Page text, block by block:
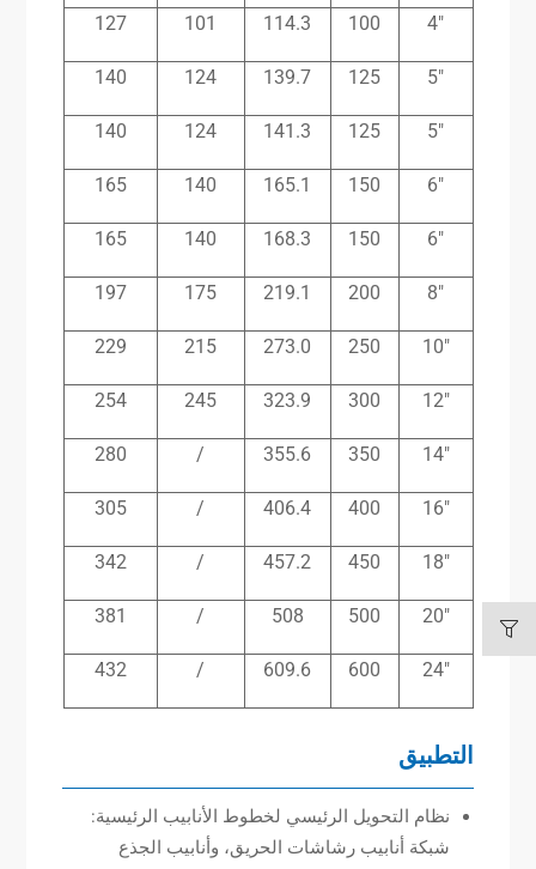
4″
100
114.3
101
127
5″
125
139.7
124
140
5″
125
141.3
124
140
6″
150
165.1
140
165
6″
150
168.3
140
165
8″
200
219.1
175
197
10″
250
273.0
215
229
12″
300
323.9
245
254
14″
350
355.6
/
280
16″
400
406.4
/
305
18″
450
457.2
/
342
20″
500
508
/
381
24″
600
609.6
/
432
التطبيق
نظام التحويل الرئيسي لخطوط الأنابيب الرئيسية:
شبكة أنابيب رشاشات الحريق، وأنابيب الجذع